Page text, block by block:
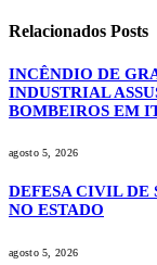
Relacionados Posts
INCÊNDIO DE
INDUSTRIAL
BOMBEIROS EM
agosto 5, 2026
DEFESA CIVIL DE
NO ESTADO
agosto 5, 2026